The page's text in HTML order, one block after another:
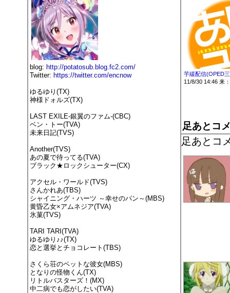
blog: http://potatosub.blog.fc2.com/
Twitter: https://twitter.com/encnow
ゆるゆり(TX)
神様ドォルズ(TX)
LAST EXILE-銀翼のファム-(CBC)
ベン・トー(TVA)
未来日記(TVS)
Another(TVS)
あの夏で待ってる(TVA)
ブラック★ロックシューター(CX)
アクセル・ワールド(TVS)
さんかれあ(TBS)
シャイニング・ハーツ ～幸せのパン～(MBS)
黄昏乙女×アムネジア(TVA)
氷菓(TVS)
TARI TARI(TVA)
ゆるゆり♪♪(TX)
恋と選挙とチョコレート(TBS)
さくら荘のペットな彼女(MBS)
となりの怪物くん(TX)
リトルバスターズ！(MX)
中二病でも恋がしたい(TVA)
芋緩配信(OPED
11/8/30 14:46 来
足あとコ
足あとコ